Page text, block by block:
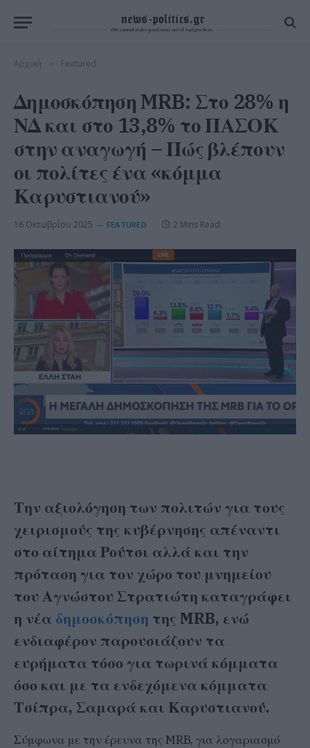
Αρχική Featured
Δημοσκόπηση MRB: Στο 28% η
ΝΔ και στο 13,8% το ΠΑΣΟΚ
στην αναγωγή – Πώς βλέπουν
οι πολίτες ένα «κόμμα
Καρυστιανού»
16 Οκτωβρίου 2025 FEATURED 2 Mins Read
Την αξιολόγηση των πολιτών για τους
χειρισμούς της κυβέρνησης απέναντι
στο αίτημα Ρούτσι αλλά και την
πρόταση για τον χώρο του μνημείου
του Αγνώστου Στρατιώτη καταγράφει
η νέα δημοσκόπηση της MRB, ενώ
ενδιαφέρον παρουσιάζουν τα
ευρήματα τόσο για τωρινά κόμματα
όσο και με τα ενδεχόμενα κόμματα
Τσίπρα, Σαμαρά και Καρυστιανού.
Σύμφωνα με την έρευνα της MRB, για λογαριασμό